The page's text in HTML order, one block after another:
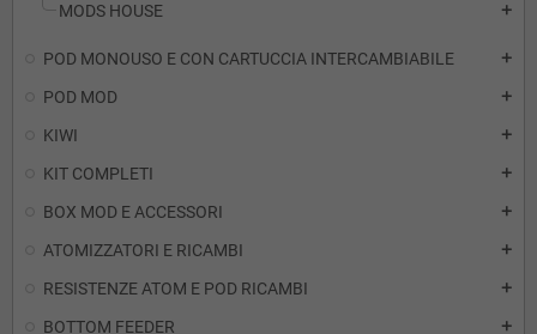
MODS HOUSE add
POD MONOUSO E CON CARTUCCIA INTERCAMBIABILE add
POD MOD add
KIWI add
KIT COMPLETI add
BOX MOD E ACCESSORI add
ATOMIZZATORI E RICAMBI add
RESISTENZE ATOM E POD RICAMBI add
BOTTOM FEEDER add